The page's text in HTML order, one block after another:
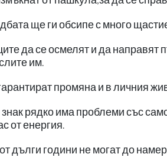
ще ги обсипе с много
да се осмелят и да направят
им.
промяна и в личния
рядко има проблеми със
от енергия.
дълги години не могат до